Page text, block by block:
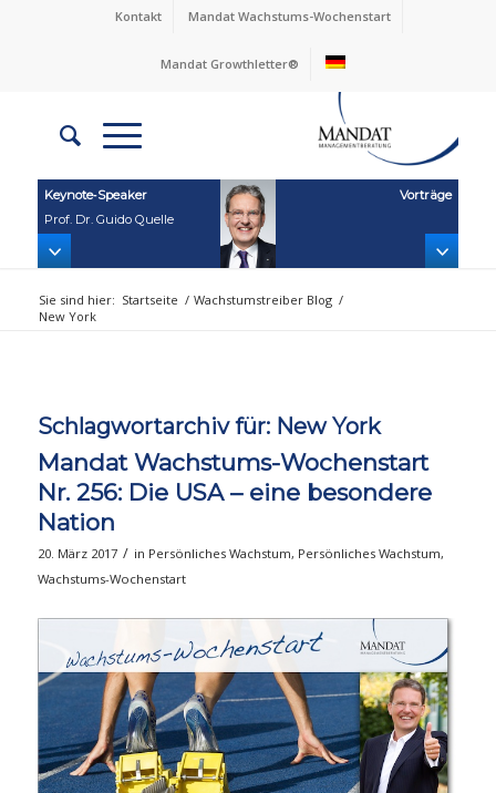
Kontakt Mandat Wachstums-Wochenstart
Mandat Growthletter®
Keynote‑Speaker
Prof. Dr. Guido Quelle
Vorträge
Sie sind hier: Startseite / Wachstumstreiber Blog /
New York
Schlagwortarchiv für: New York
Mandat Wachstums-Wochenstart
Nr. 256: Die USA – eine besondere
Nation
20. März 2017 / in Persönliches Wachstum, Persönliches Wachstum,
Wachstums-Wochenstart